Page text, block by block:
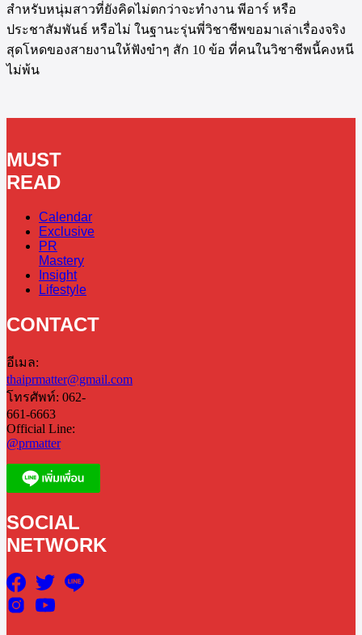
สำหรับหนุ่มสาวที่ยังคิดไม่ตกว่าจะทำงาน พีอาร์ หรือ
ประชาสัมพันธ์ หรือไม่ ในฐานะรุ่นพี่วิชาชีพขอมาเล่าเรื่องจริง
สุดโหดของสายงานให้ฟังขำๆ สัก 10 ข้อ ที่คนในวิชาชีพนี้คงหนี
ไม่พ้น
MUST
READ
Calendar
Exclusive
PR
Mastery
Insight
Lifestyle
CONTACT
อีเมล:
thaiprmatter@gmail.com
โทรศัพท์: 062-
661-6663
Official Line:
@prmatter
SOCIAL
NETWORK